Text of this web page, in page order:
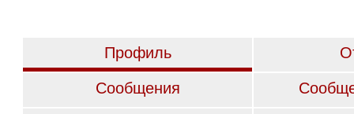
Профиль
Сообщения